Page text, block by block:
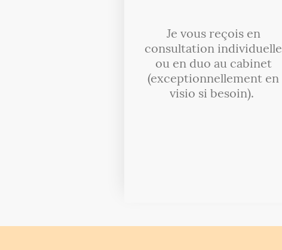
Je vous reçois en
consultation individuelle
ou en duo au cabinet
(exceptionnellement en
visio si besoin).